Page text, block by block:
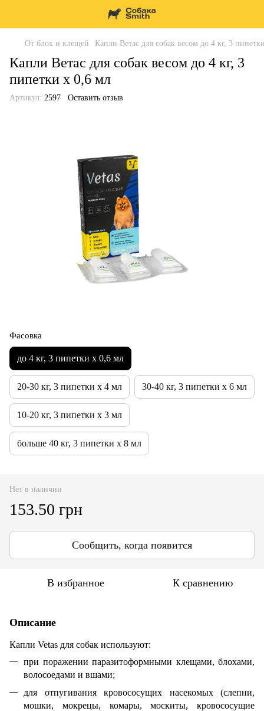
От блох и клещей Капли Ветас для собак весом до 4 кг, 3
Капли Ветас для собак весом до 4 кг, 3
пипетки х 0,6 мл
Артикул: 2597 Оставить отзыв
Фасовка
до 4 кг, 3 пипетки х 0,6 мл
20-30 кг, 3 пипетки х 4 мл 30-40 кг, 3 пипетки х 6 мл
10-20 кг, 3 пипетки х 3 мл
больше 40 кг, 3 пипетки х 8 мл
Нет в наличии
153.50 грн
Сообщить, когда появится
В избранное К сравнению
Описание
Капли Vetas для собак используют:
при поражении паразитоформными клещами, блохами,
волосоедами и вшами;
для отпугивания кровососущих насекомых (слепни,
мошки, мокрецы, комары, москиты, кровососущие